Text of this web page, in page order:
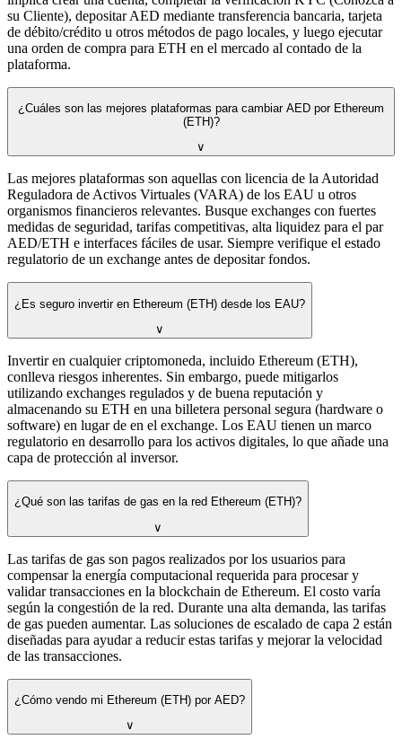
su Cliente), depositar AED mediante transferencia bancaria, tarjeta
de débito/crédito u otros métodos de pago locales, y luego ejecutar
una orden de compra para ETH en el mercado al contado de la
plataforma.
¿Cuáles son las mejores plataformas para cambiar AED por Ethereum
(ETH)?
∨
Las mejores plataformas son aquellas con licencia de la Autoridad
Reguladora de Activos Virtuales (VARA) de los EAU u otros
organismos financieros relevantes. Busque exchanges con fuertes
medidas de seguridad, tarifas competitivas, alta liquidez para el par
AED/ETH e interfaces fáciles de usar. Siempre verifique el estado
regulatorio de un exchange antes de depositar fondos.
¿Es seguro invertir en Ethereum (ETH) desde los EAU?
∨
Invertir en cualquier criptomoneda, incluido Ethereum (ETH),
conlleva riesgos inherentes. Sin embargo, puede mitigarlos
utilizando exchanges regulados y de buena reputación y
almacenando su ETH en una billetera personal segura (hardware o
software) en lugar de en el exchange. Los EAU tienen un marco
regulatorio en desarrollo para los activos digitales, lo que añade una
capa de protección al inversor.
¿Qué son las tarifas de gas en la red Ethereum (ETH)?
∨
Las tarifas de gas son pagos realizados por los usuarios para
compensar la energía computacional requerida para procesar y
validar transacciones en la blockchain de Ethereum. El costo varía
según la congestión de la red. Durante una alta demanda, las tarifas
de gas pueden aumentar. Las soluciones de escalado de capa 2 están
diseñadas para ayudar a reducir estas tarifas y mejorar la velocidad
de las transacciones.
¿Cómo vendo mi Ethereum (ETH) por AED?
∨